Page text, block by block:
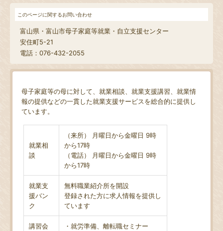
このページに関するお問い合わせ
富山県・富山市母子家庭等就業・自立支援センター
安住町5-21
電話：076-432-2055
母子家庭等の母に対して、就業相談、就業支援講習、就業情
報の提供などの一貫した就業支援サービスを総合的に提供し
ています。
就業相
談
（来所） 月曜日から金曜日 9時
から17時
（電話） 月曜日から金曜日 9時
から17時
就業支
援バン
ク
無料職業紹介所を開設
登録された方に求人情報を提供し
ています
講習会
・就労準備、離転職セミナー